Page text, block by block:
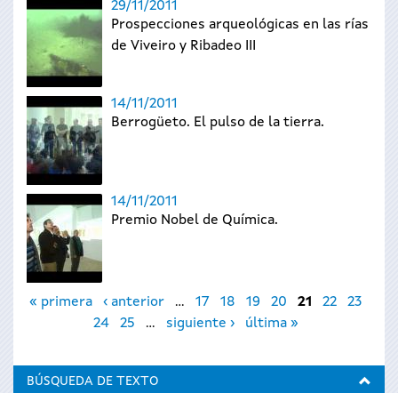
29/11/2011
Prospecciones arqueológicas en las rías
de Viveiro y Ribadeo III
14/11/2011
Berrogüeto. El pulso de la tierra.
14/11/2011
Premio Nobel de Química.
Páginas
« primera ‹ anterior … 17 18 19 20 21 22
23
24
25 … siguiente › última »
BÚSQUEDA DE TEXTO